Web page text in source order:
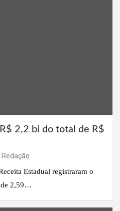
2,2 bi do total de R$
Redação
Estadual registraram o
de 2,59…